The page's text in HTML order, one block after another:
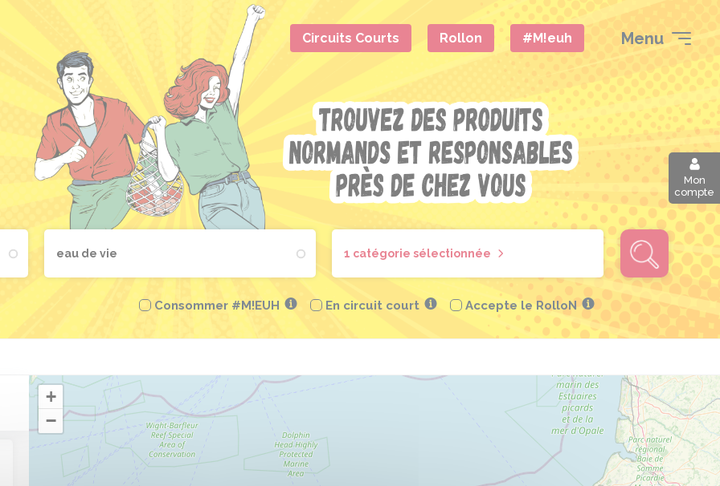
Circuits Courts Rollon #M!euh Menu
Mon
compte
1 catégorie sélectionnée
Consommer #M!EUH En circuit court Accepte le RolloN
+
−